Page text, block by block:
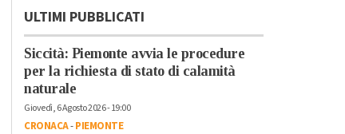
ULTIMI PUBBLICATI
Siccità: Piemonte avvia le procedure
per la richiesta di stato di calamità
naturale
Giovedì, 6 Agosto 2026 - 19:00
CRONACA-PIEMONTE